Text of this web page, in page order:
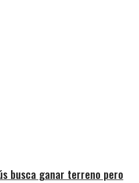
busca ganar terreno pero